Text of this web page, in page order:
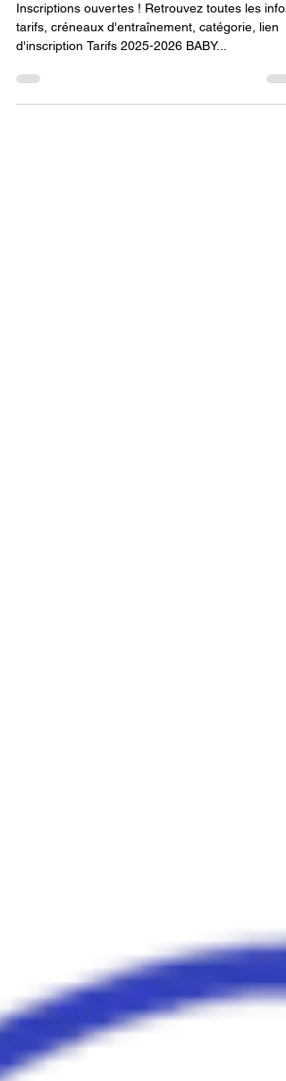
Saison 2025-2026
Inscriptions ouvertes ! Retrouvez toutes les
d'inscription Tarifs 2025-2026 BABY...